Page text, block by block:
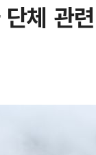
체 관